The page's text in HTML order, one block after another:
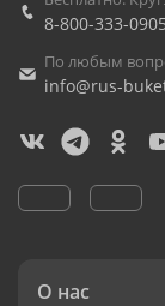
8-800-333-0905
По любым
info@rus-
О нас